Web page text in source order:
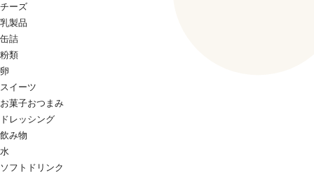
チーズ
乳製品
缶詰
粉類
卵
スイーツ
お菓子おつまみ
ドレッシング
飲み物
水
ソフトドリンク